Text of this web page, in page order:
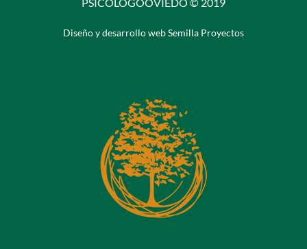
Diseño y desarrollo web Semilla Proyectos